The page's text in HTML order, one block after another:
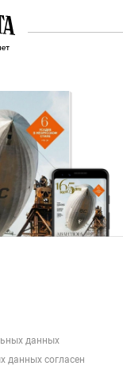
данных
данных согласен